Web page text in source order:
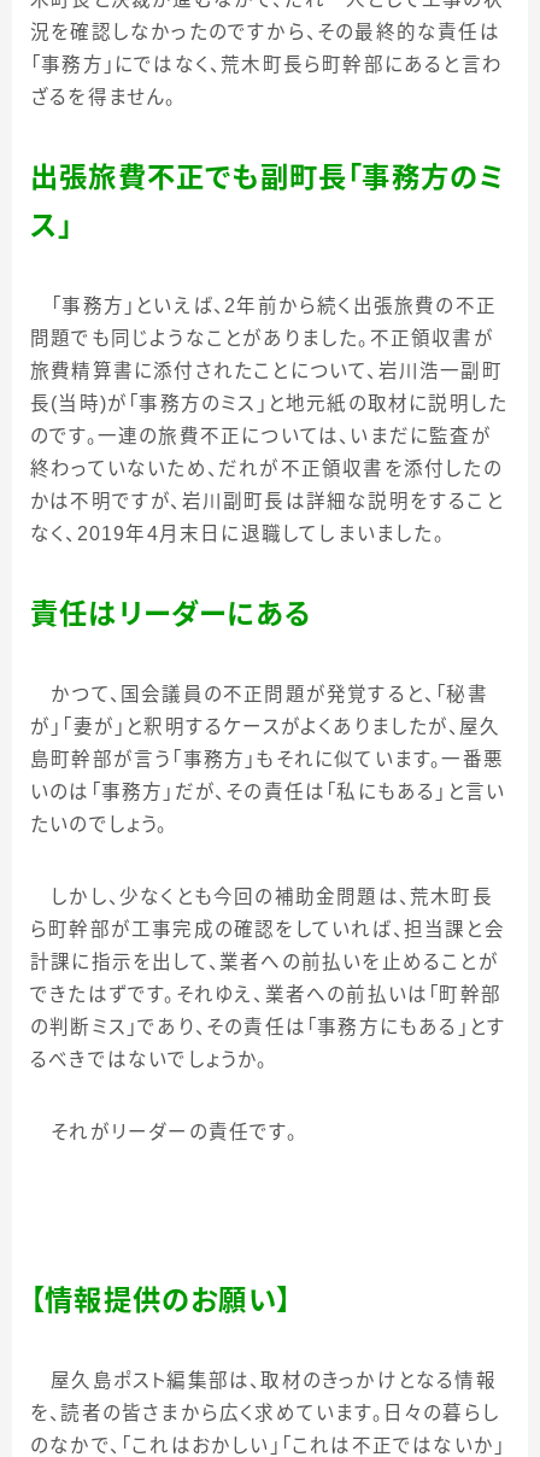
況を確認しなかったのですから、その最終的な責任は
「事務方」にではなく、荒木町長ら町幹部にあると言わ
ざるを得ません。
出張旅費不正でも副町長「事務方のミ
ス」
「事務方」といえば、 2年前から続く出張旅費の不正
問題でも同じようなことがありました。不正領収書が
旅費精算書に添付されたことについて、岩川浩一副町
長(当時)が「事務方のミス」と地元紙の取材に説明した
のです。一連の旅費不正については、いまだに監査が
終わっていないため、だれが不正領収書を添付したの
かは不明ですが、岩川副町長は詳細な説明をすること
なく、 2019年4月末日に退職してしまいました。
責任はリーダーにある
かつて、国会議員の不正問題が発覚すると、「秘書
が」「妻が」と釈明するケースがよくありましたが、屋久
島町幹部が言う「事務方」もそれに似ています。一番悪
いのは「事務方」だが、その責任は「私にもある」と言い
たいのでしょう。
しかし、少なくとも今回の補助金問題は、荒木町長
ら町幹部が工事完成の確認をしていれば、担当課と会
計課に指示を出して、業者への前払いを止めることが
できたはずです。それゆえ、業者への前払いは「町幹部
の判断ミス」であり、その責任は「事務方にもある」とす
るべきではないでしょうか。
それがリーダーの責任です。
【情報提供のお願い】
屋久島ポスト編集部は、取材のきっかけとなる情報
を、読者の皆さまから広く求めています。日々の暮らし
のなかで、「これはおかしい」「これは不正ではないか」